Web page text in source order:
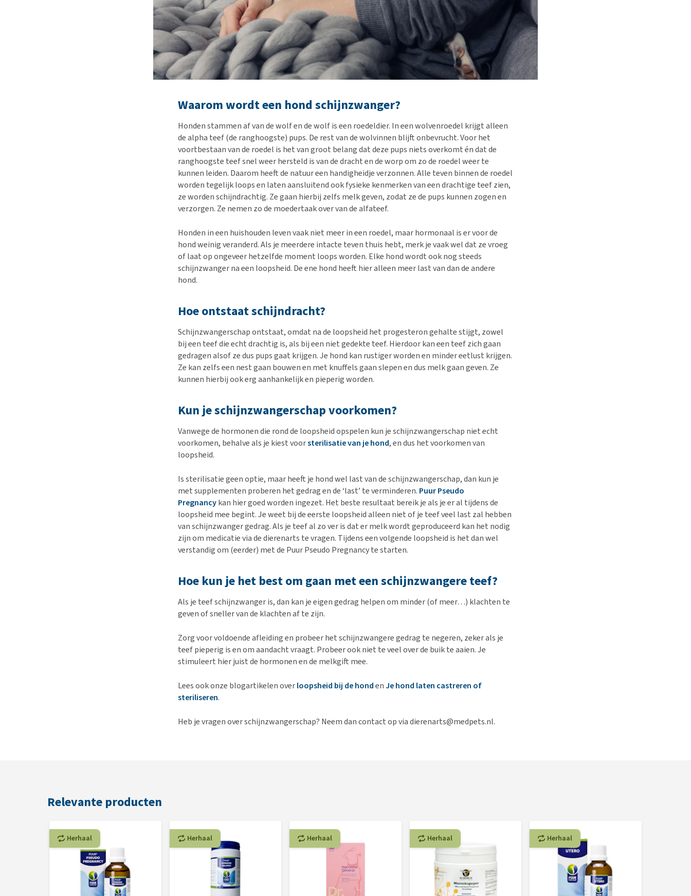
Waarom wordt een hond schijnzwanger?
Honden stammen af van de wolf en de wolf is een roedeldier. In een wolvenroedel krijgt alleen
de alpha teef (de ranghoogste) pups. De rest van de wolvinnen blijft onbevrucht. Voor het
voortbestaan van de roedel is het van groot belang dat deze pups niets overkomt én dat de
ranghoogste teef snel weer hersteld is van de dracht en de worp om zo de roedel weer te
kunnen leiden. Daarom heeft de natuur een handigheidje verzonnen. Alle teven binnen de roedel
worden tegelijk loops en laten aansluitend ook fysieke kenmerken van een drachtige teef zien,
ze worden schijndrachtig. Ze gaan hierbij zelfs melk geven, zodat ze de pups kunnen zogen en
verzorgen. Ze nemen zo de moedertaak over van de alfateef.
Honden in een huishouden leven vaak niet meer in een roedel, maar hormonaal is er voor de
hond weinig veranderd. Als je meerdere intacte teven thuis hebt, merk je vaak wel dat ze vroeg
of laat op ongeveer hetzelfde moment loops worden. Elke hond wordt ook nog steeds
schijnzwanger na een loopsheid. De ene hond heeft hier alleen meer last van dan de andere
hond.
Hoe ontstaat schijndracht?
Schijnzwangerschap ontstaat, omdat na de loopsheid het progesteron gehalte stijgt, zowel
bij een teef die echt drachtig is, als bij een niet gedekte teef. Hierdoor kan een teef zich gaan
gedragen alsof ze dus pups gaat krijgen. Je hond kan rustiger worden en minder eetlust krijgen.
Ze kan zelfs een nest gaan bouwen en met knuffels gaan slepen en dus melk gaan geven. Ze
kunnen hierbij ook erg aanhankelijk en pieperig worden.
Kun je schijnzwangerschap voorkomen?
Vanwege de hormonen die rond de loopsheid opspelen kun je schijnzwangerschap niet echt
voorkomen, behalve als je kiest voorsterilisatie van je hond, en dus het voorkomen van
loopsheid.
Is sterilisatie geen optie, maar heeft je hond wel last van de schijnzwangerschap, dan kun je
met supplementen proberen het gedrag en de ‘last’ te verminderen. Puur Pseudo
Pregnancykan hier goed worden ingezet. Het beste resultaat bereik je als je er al tijdens de
loopsheid mee begint. Je weet bij de eerste loopsheid alleen niet of je teef veel last zal hebben
van schijnzwanger gedrag. Als je teef al zo ver is dat er melk wordt geproduceerd kan het nodig
zijn om medicatie via de dierenarts te vragen. Tijdens een volgende loopsheid is het dan wel
verstandig om (eerder) met de Puur Pseudo Pregnancy te starten.
Hoe kun je het best om gaan met een schijnzwangere teef?
Als je teef schijnzwanger is, dan kan je eigen gedrag helpen om minder (of meer…) klachten te
geven of sneller van de klachten af te zijn.
Zorg voor voldoende afleiding en probeer het schijnzwangere gedrag te negeren, zeker als je
teef pieperig is en om aandacht vraagt. Probeer ook niet te veel over de buik te aaien. Je
stimuleert hier juist de hormonen en de melkgift mee.
Lees ook onze blogartikelen overloopsheid bij de hondenJe hond laten castreren of
steriliseren.
Heb je vragen over schijnzwangerschap? Neem dan contact op via dierenarts@medpets.nl.
Relevante producten
Herhaal Herhaal Herhaal Herhaal Herhaal